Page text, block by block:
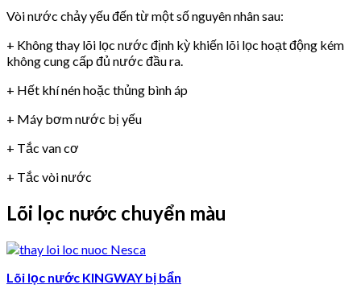
Vòi nước chảy yếu đến từ một số nguyên nhân sau:
+ Không thay lõi lọc nước định kỳ khiến lõi lọc hoạt động kém
không cung cấp đủ nước đầu ra.
+ Hết khí nén hoặc thủng bình áp
+ Máy bơm nước bị yếu
+ Tắc van cơ
+ Tắc vòi nước
Lõi lọc nước chuyển màu
Lõi lọc nước KINGWAY bị bẩn